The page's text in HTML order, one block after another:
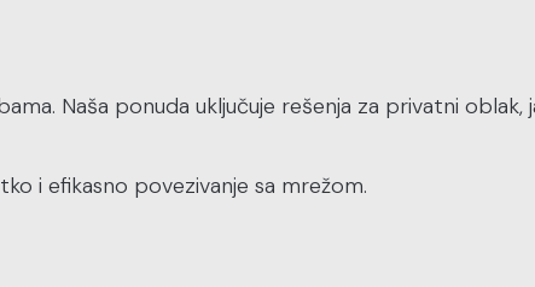
Naša ponuda uključuje rešenja za privatni oblak,
i efikasno povezivanje sa mrežom.